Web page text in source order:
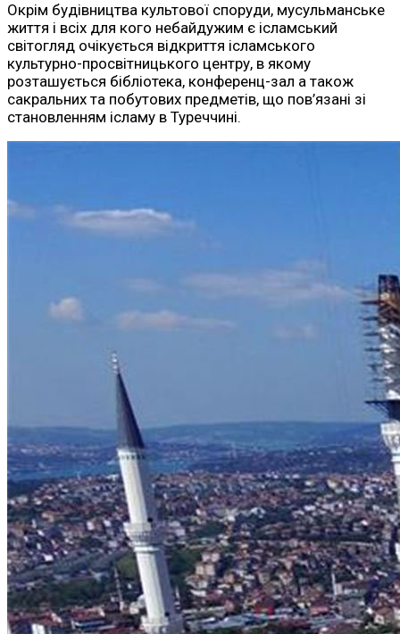
Окрім будівництва культової споруди, мусульманське
життя і всіх для кого небайдужим є ісламський
світогляд очікується відкриття ісламського
культурно-просвітницького центру, в якому
розташується бібліотека, конференц-зал а також
сакральних та побутових предметів, що пов’язані зі
становленням ісламу в Туреччині.